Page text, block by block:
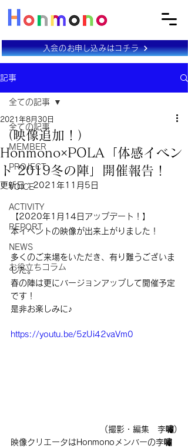
入会のお申し込みはコチラ
記事
全ての記事
MEMBER
PROJECT
VOICE
ACTIVITY
REPORT
NEWS
お役立ちコラム
全ての記事
（映像追加！）
Honmono×POLA「体感イベン
ト 2019冬の陣」開催報告！
2021年8月30日
更新日：2021年11月5日
【2020年1月14日アップデート！】
本イベントの映像が出来上がりました！
多くのご来場をいただき、有り難うございま
した。
春の陣は更にバージョンアップして開催予定
です！
是非お楽しみに♪
https://youtu.be/5zUi42vaVm0
(撮影・編集　李嘯)
映像クリエータはHonmonoメンバーの李嘯